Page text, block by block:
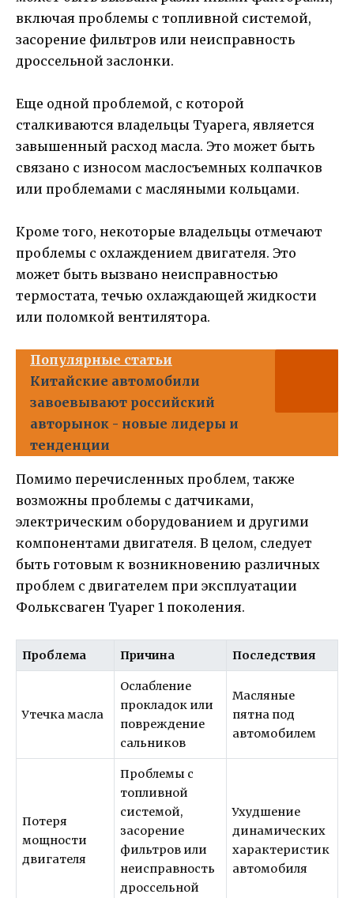
включая проблемы с топливной системой,
засорение фильтров или неисправность
дроссельной заслонки.
Еще одной проблемой, с которой
сталкиваются владельцы Туарега, является
завышенный расход масла. Это может быть
связано с износом маслосъемных колпачков
или проблемами с масляными кольцами.
Кроме того, некоторые владельцы отмечают
проблемы с охлаждением двигателя. Это
может быть вызвано неисправностью
термостата, течью охлаждающей жидкости
или поломкой вентилятора.
Популярные статьи
Китайские автомобили
завоевывают российский
авторынок - новые лидеры и
тенденции
Помимо перечисленных проблем, также
возможны проблемы с датчиками,
электрическим оборудованием и другими
компонентами двигателя. В целом, следует
быть готовым к возникновению различных
проблем с двигателем при эксплуатации
Фольксваген Туарег 1 поколения.
Проблема Причина Последствия
Утечка масла
Ослабление
прокладок или
повреждение
сальников
Масляные
пятна под
автомобилем
Потеря
мощности
двигателя
Проблемы с
топливной
системой,
засорение
фильтров или
неисправность
дроссельной
Ухудшение
динамических
характеристик
автомобиля